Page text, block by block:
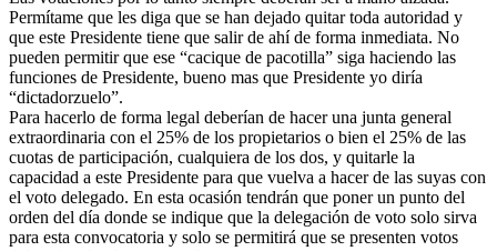
Permítame que les diga que se han dejado quitar toda autoridad y
que este Presidente tiene que salir de ahí de forma inmediata. No
pueden permitir que ese “cacique de pacotilla” siga haciendo las
funciones de Presidente, bueno mas que Presidente yo diría
“dictadorzuelo”.
Para hacerlo de forma legal deberían de hacer una junta general
extraordinaria con el 25% de los propietarios o bien el 25% de las
cuotas de participación, cualquiera de los dos, y quitarle la
capacidad a este Presidente para que vuelva a hacer de las suyas con
el voto delegado. En esta ocasión tendrán que poner un punto del
orden del día donde se indique que la delegación de voto solo sirva
para esta convocatoria y solo se permitirá que se presenten votos